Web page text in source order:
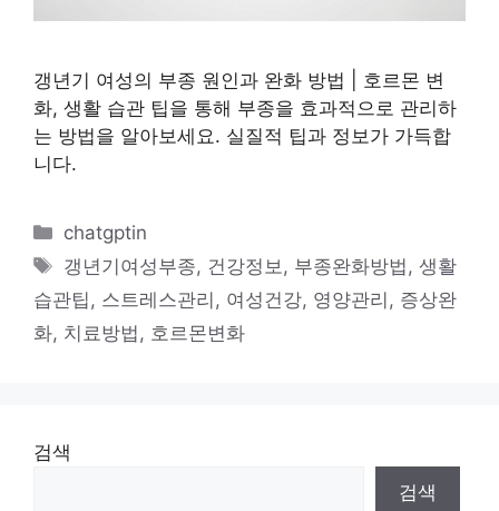
갱년기 여성의 부종 원인과 완화 방법 | 호르몬 변
화, 생활 습관 팁을 통해 부종을 효과적으로 관리하
는 방법을 알아보세요. 실질적 팁과 정보가 가득합
니다.
카
테
고
리
chatgptin
태
그
갱년기여성부종, 건강정보 , 부종완화방법 ,생활
습관팁 , 스트레스관리 , 여성건강, 영양관리 , 증상완
화, 치료방법 , 호르몬변화
검색
검색